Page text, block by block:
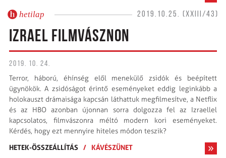
hetilap 2019.10.25. (XXIII/43)
IZRAEL FILMVÁSZNON
2019. 10. 24.
Terror, háború, éhínség elől menekülő zsidók és beépített
ügynökök. A zsidóságot érintő eseményeket eddig leginkább a
holokauszt drámaisága kapcsán láthattuk megfilmesítve, a Netflix
és az HBO azonban újonnan sorra dolgozza fel az Izraellel
kapcsolatos, filmvászonra méltó modern kori eseményeket.
Kérdés, hogy ezt mennyire hiteles módon teszik?
HETEK-ÖSSZEÁLLÍTÁS / KÁVÉSZÜNET